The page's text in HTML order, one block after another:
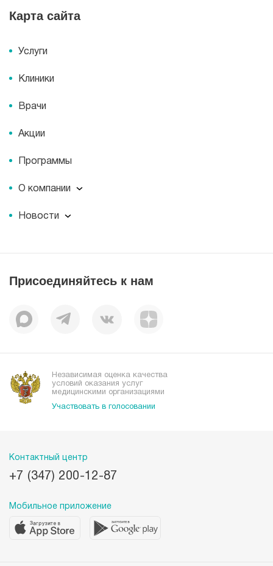
Карта сайта
Услуги
Клиники
Врачи
Акции
Программы
О компании
О компании
Пациентам
Миссия
Корпоративная социальная ответственность
Наши преимущества
Новости
Пресс-центр
Присоединяйтесь к нам
Независимая оценка качества
условий оказания услуг
медицинскими организациями
Участвовать в голосовании
Контактный центр
+7 (347) 200-12-87
Мобильное приложение